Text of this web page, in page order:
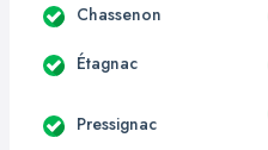
Chassenon
Étagnac
Pressignac